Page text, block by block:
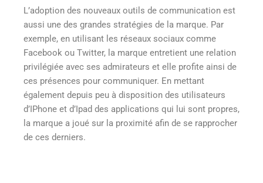
L’adoption des nouveaux outils de communication est
aussi une des grandes stratégies de la marque. Par
exemple, en utilisant les réseaux sociaux comme
Facebook ou Twitter, la marque entretient une relation
privilégiée avec ses admirateurs et elle profite ainsi de
ces présences pour communiquer. En mettant
également depuis peu à disposition des utilisateurs
d’IPhone et d’Ipad des applications qui lui sont propres,
la marque a joué sur la proximité afin de se rapprocher
de ces derniers.